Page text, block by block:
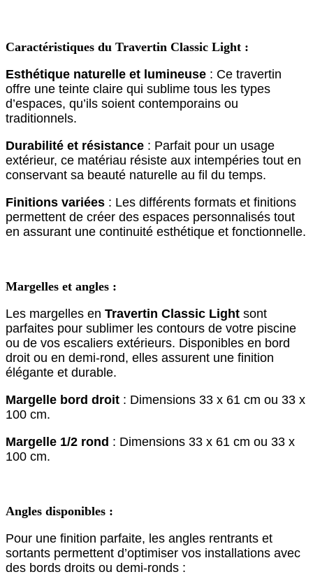
Caractéristiques du Travertin Classic Light :
Esthétique naturelle et lumineuse : Ce travertin
offre une teinte claire qui sublime tous les types
d’espaces, qu’ils soient contemporains ou
traditionnels.
Durabilité et résistance : Parfait pour un usage
extérieur, ce matériau résiste aux intempéries tout en
conservant sa beauté naturelle au fil du temps.
Finitions variées : Les différents formats et finitions
permettent de créer des espaces personnalisés tout
en assurant une continuité esthétique et fonctionnelle.
Margelles et angles :
Les margelles en Travertin Classic Light sont
parfaites pour sublimer les contours de votre piscine
ou de vos escaliers extérieurs. Disponibles en bord
droit ou en demi-rond, elles assurent une finition
élégante et durable.
Margelle bord droit : Dimensions 33 x 61 cm ou 33 x
100 cm.
Margelle 1/2 rond : Dimensions 33 x 61 cm ou 33 x
100 cm.
Angles disponibles :
Pour une finition parfaite, les angles rentrants et
sortants permettent d’optimiser vos installations avec
des bords droits ou demi-ronds :